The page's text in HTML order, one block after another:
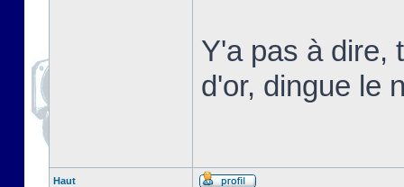
Y'a pas à dire,
d'or, dingue le
Haut